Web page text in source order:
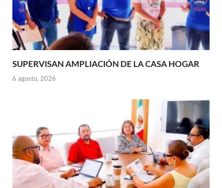
SUPERVISAN AMPLIACIÓN DE LA CASA HOGAR
6 agosto, 2026